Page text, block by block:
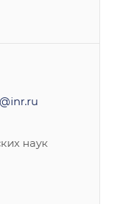
наук